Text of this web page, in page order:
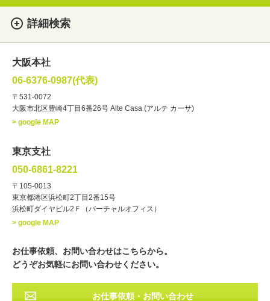
詳細検索
・性別
・ジャンル
ナレーター レポーター
・年齢
・出身地 北海道 東北
その他
大阪本社
06-6376-0987(代表)
〒531-0072
大阪市北区豊崎4丁目6番26号 Alte Casa (アルテ カーサ)
> google MAP
東京支社
050-6861-8221
〒105-0013
東京都港区浜松町2丁目2番15号
浜松町ダイヤビル2Ｆ（バーチャルオフィス）
> google MAP
お仕事依頼、お問い合わせはこちらから。
どうぞお気軽にお問い合わせください。
お仕事依頼・お問い合わせ